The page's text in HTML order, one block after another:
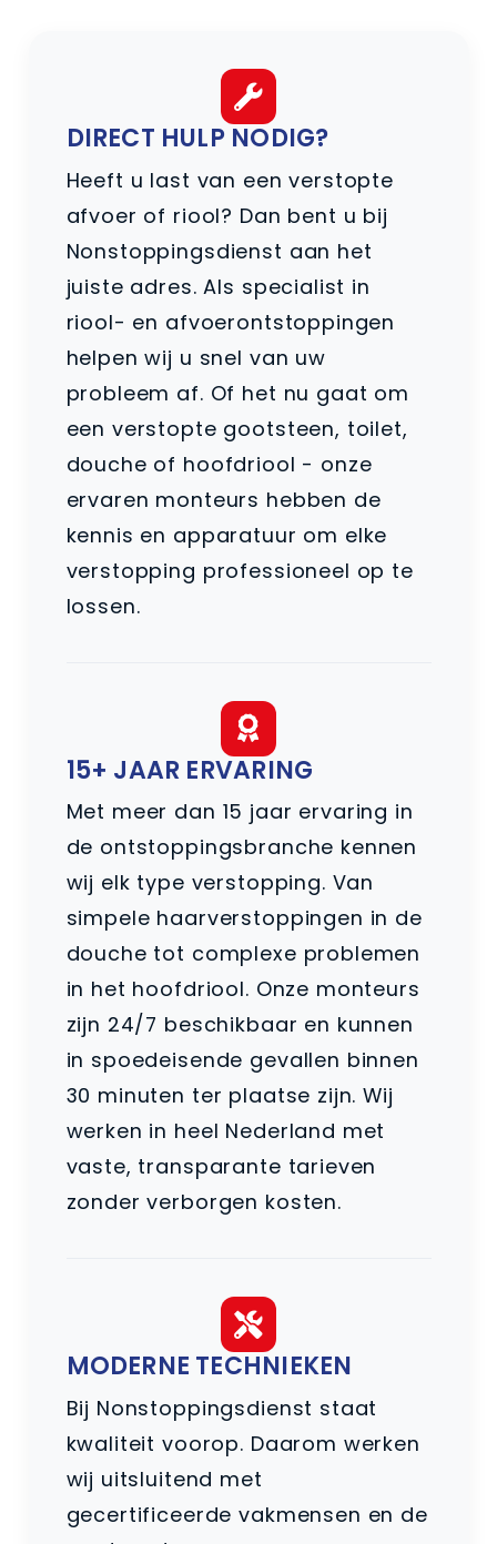
DIRECT HULP NODIG?
Heeft u last van een verstopte
afvoer of riool? Dan bent u bij
Nonstoppingsdienst aan het
juiste adres. Als specialist in
riool- en afvoerontstoppingen
helpen wij u snel van uw
probleem af. Of het nu gaat om
een verstopte gootsteen, toilet,
douche of hoofdriool - onze
ervaren monteurs hebben de
kennis en apparatuur om elke
verstopping professioneel op te
lossen.
15+ JAAR ERVARING
Met meer dan 15 jaar ervaring in
de ontstoppingsbranche kennen
wij elk type verstopping. Van
simpele haarverstoppingen in de
douche tot complexe problemen
in het hoofdriool. Onze monteurs
zijn 24/7 beschikbaar en kunnen
in spoedeisende gevallen binnen
30 minuten ter plaatse zijn. Wij
werken in heel Nederland met
vaste, transparante tarieven
zonder verborgen kosten.
MODERNE TECHNIEKEN
Bij Nonstoppingsdienst staat
kwaliteit voorop. Daarom werken
wij uitsluitend met
gecertificeerde vakmensen en de